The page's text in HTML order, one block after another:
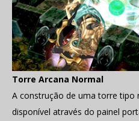
Torre Arcana Normal
A construção de uma torre tipo
disponível através do painel